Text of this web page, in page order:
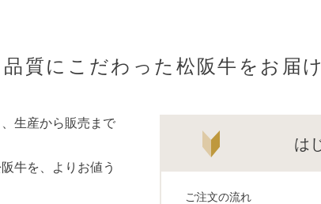
質にこだわった松阪牛をお届
生産から販売まで
牛を、よりお値う
は
ご注文の流れ